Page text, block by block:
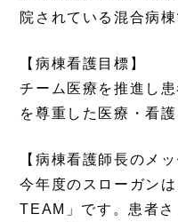
院されている混合病棟
【病棟看護目標】
チーム医療を推進し
を尊重した医療・看護
【病棟看護師長のメッ
今年度のスローガン
TEAM」です。患者